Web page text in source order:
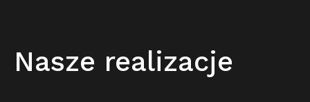
Nasze realizacje